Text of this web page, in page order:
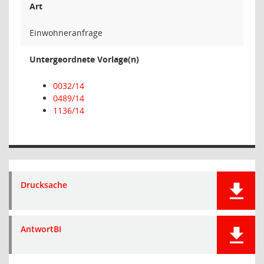
Art
Einwohneranfrage
Untergeordnete Vorlage(n)
0032/14
0489/14
1136/14
Drucksache
AntwortBI